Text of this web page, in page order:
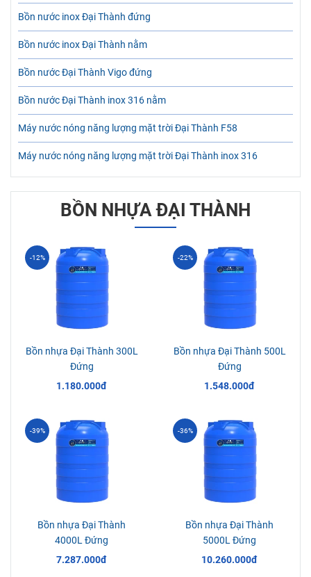
Bồn nước inox Đại Thành đứng
Bồn nước inox Đại Thành nằm
Bồn nước Đại Thành Vigo đứng
Bồn nước Đại Thành inox 316 nằm
Máy nước nóng năng lượng mặt trời Đại Thành F58
Máy nước nóng năng lượng mặt trời Đại Thành inox 316
BỒN NHỰA ĐẠI THÀNH
Bồn nhựa Đại Thành 300L
Đứng
1.180.000đ
-12%
Bồn nhựa Đại Thành 500L
Đứng
1.548.000đ
-22%
Bồn nhựa Đại Thành
4000L Đứng
7.287.000đ
-39%
Bồn nhựa Đại Thành
5000L Đứng
10.260.000đ
-36%